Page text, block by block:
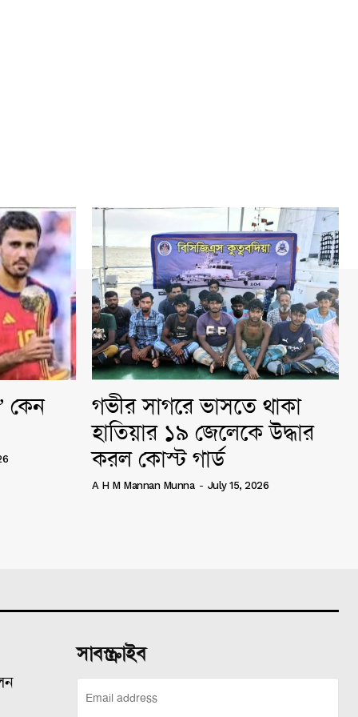
কেন
গভীর সাগরে ভাসতে থাকা
হাতিয়ার ১৯ জেলেকে উদ্ধার
করল কোস্ট গার্ড
A H M Mannan Munna - July 15, 2026
সাবস্ক্রাইব